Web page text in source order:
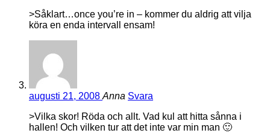
>Såklart…once you’re in – kommer du aldrig att vilja
köra en enda intervall ensam!
augusti 21, 2008 Anna Svara
>Vilka skor! Röda och allt. Vad kul att hitta sånna i
hallen! Och vilken tur att det inte var min man 🙂